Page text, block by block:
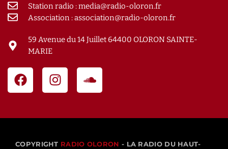
Station radio : media@radio-oloron.fr
Association : association@radio-oloron.fr
59 Avenue du 14 Juillet 64400 OLORON SAINTE-
MARIE
COPYRIGHT RADIO OLORON - LA RADIO DU HAUT-